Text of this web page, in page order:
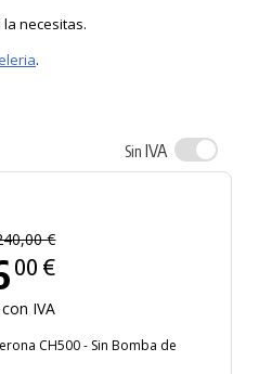
la necesitas.
.
Sin IVA
€
00 €
IVA
CH500 - Sin Bomba de